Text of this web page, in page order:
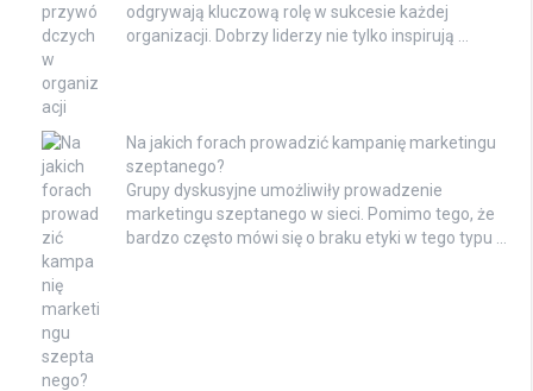
odgrywają kluczową rolę w sukcesie każdej
organizacji. Dobrzy liderzy nie tylko inspirują …
Na jakich forach prowadzić kampanię marketingu
szeptanego?
Grupy dyskusyjne umożliwiły prowadzenie
marketingu szeptanego w sieci. Pomimo tego, że
bardzo często mówi się o braku etyki w tego typu …